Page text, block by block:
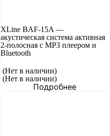
XLine BAF-15A —
акустическая система активная
2-полосная с MP3 плеером и
Bluetooth
(Нет в наличии)
(Нет в наличии)
Подробнее